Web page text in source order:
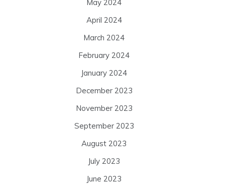
May 2024
April 2024
March 2024
February 2024
January 2024
December 2023
November 2023
September 2023
August 2023
July 2023
June 2023